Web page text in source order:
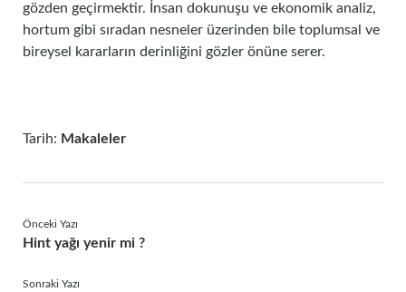
gözden geçirmektir. İnsan dokunuşu ve ekonomik analiz,
hortum gibi sıradan nesneler üzerinden bile toplumsal ve
bireysel kararların derinliğini gözler önüne serer.
Tarih: Makaleler
Önceki Yazı
Hint yağı yenir mi ?
Sonraki Yazı